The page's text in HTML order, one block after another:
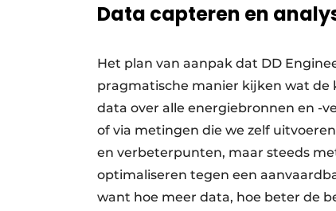
Data capteren en
Het plan van aanpak dat DD
pragmatische manier kijken wat de
data over alle energiebronnen en -
of via metingen die we zelf
en verbeterpunten, maar steeds
optimaliseren tegen een
want hoe meer data, hoe beter de